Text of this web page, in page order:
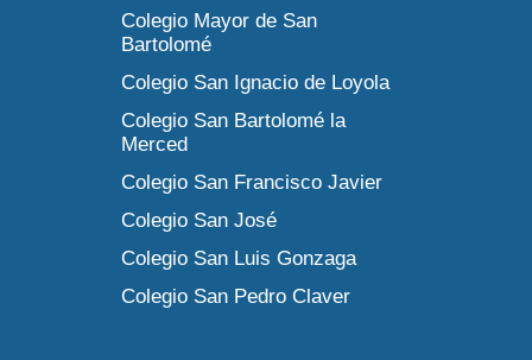
Colegio Mayor de San
Bartolomé
Colegio San Ignacio de Loyola
Colegio San Bartolomé la
Merced
Colegio San Francisco Javier
Colegio San José
Colegio San Luis Gonzaga
Colegio San Pedro Claver